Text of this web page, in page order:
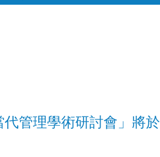
代管理學術研討會」將